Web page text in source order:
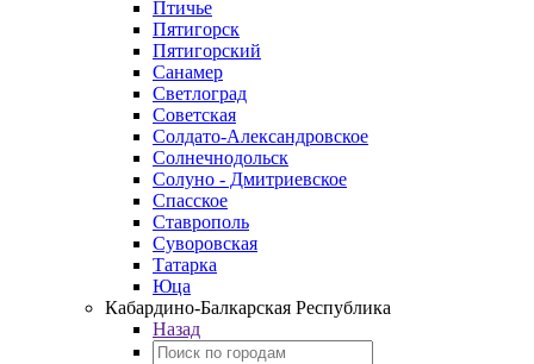
Птичье
Пятигорск
Пятигорский
Санамер
Светлоград
Советская
Солдато-Александровское
Солнечнодольск
Солуно - Дмитриевское
Спасское
Ставрополь
Суворовская
Татарка
Юца
Кабардино‑Балкарская Республика
Назад